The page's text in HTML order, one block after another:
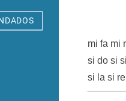
mi fa mi
si do si
si la si